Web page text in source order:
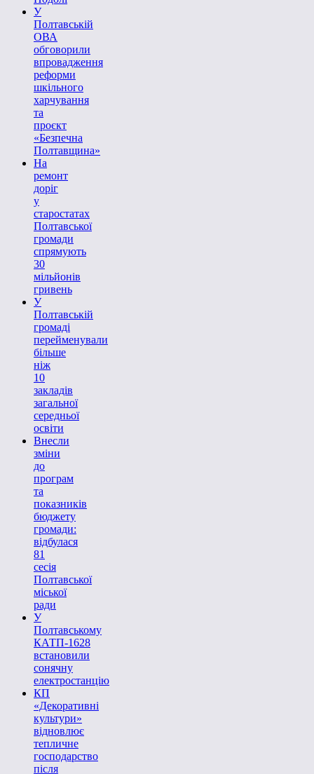
У
Полтавській
ОВА
обговорили
впровадження
реформи
шкільного
харчування
та
проєкт
«Безпечна
Полтавщина»
На
ремонт
доріг
у
старостатах
Полтавської
громади
спрямують
30
мільйонів
гривень
У
Полтавській
громаді
перейменували
більше
ніж
10
закладів
загальної
середньої
освіти
Внесли
зміни
до
програм
та
показників
бюджету
громади:
відбулася
81
сесія
Полтавської
міської
ради
У
Полтавському
КАТП-1628
встановили
сонячну
електростанцію
КП
«Декоративні
культури»
відновлює
тепличне
господарство
після